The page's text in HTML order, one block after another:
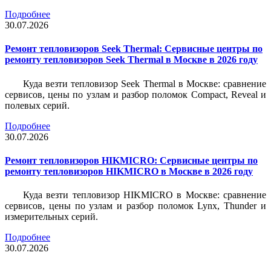
Подробнее
30.07.2026
Ремонт тепловизоров Seek Thermal: Сервисные центры по
ремонту тепловизоров Seek Thermal в Москве в 2026 году
Куда везти тепловизор Seek Thermal в Москве: сравнение
сервисов, цены по узлам и разбор поломок Compact, Reveal и
полевых серий.
Подробнее
30.07.2026
Ремонт тепловизоров HIKMICRO: Сервисные центры по
ремонту тепловизоров HIKMICRO в Москве в 2026 году
Куда везти тепловизор HIKMICRO в Москве: сравнение
сервисов, цены по узлам и разбор поломок Lynx, Thunder и
измерительных серий.
Подробнее
30.07.2026